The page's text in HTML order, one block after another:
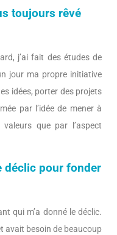
toujours rêvé
j’ai fait des études de
jour ma propre initiative
idées, porter des projets
par l’idée de mener à
que par l’aspect
déclic pour fonder
qui m’a donné le déclic.
avait besoin de beaucoup